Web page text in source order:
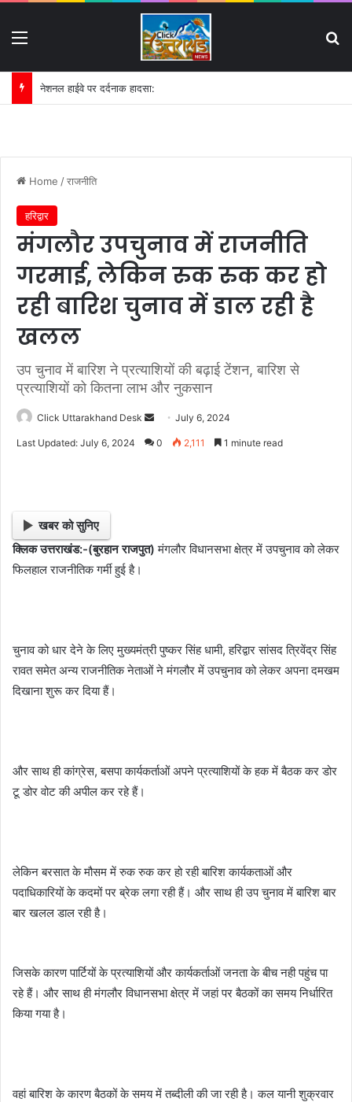
नेशनल हाईवे पर दर्दनाक हादसा:
Home /राजनीति
हरिद्वार
मंगलौर उपचुनाव में राजनीति
गरमाई, लेकिन रुक रुक कर हो
रही बारिश चुनाव में डाल रही है
खलल
उप चुनाव में बारिश ने प्रत्याशियों की बढ़ाई टेंशन, बारिश से
प्रत्याशियों को कितना लाभ और नुकसान
Click Uttarakhand Desk
e
m
July 6, 2024
Last Updated: July 6, 2024 0 2,111 1 minute read
खबर को सुनिए
क्लिक उत्तराखंड:-(बुरहान राजपुत)मंगलौर विधानसभा क्षेत्र में उपचुनाव को लेकर
फिलहाल राजनीतिक गर्मी हुई है।
चुनाव को धार देने के लिए मुख्यमंत्री पुष्कर सिंह धामी, हरिद्वार सांसद त्रिवेंद्र सिंह
रावत समेत अन्य राजनीतिक नेताओं ने मंगलौर में उपचुनाव को लेकर अपना दमखम
दिखाना शुरू कर दिया हैं।
और साथ ही कांग्रेस, बसपा कार्यकर्ताओं अपने प्रत्याशियों के हक में बैठक कर डोर
टू डोर वोट की अपील कर रहे हैं।
लेकिन बरसात के मौसम में रुक रुक कर हो रही बारिश कार्यकताओं और
पदाधिकारियों के कदमों पर ब्रेक लगा रही हैं। और साथ ही उप चुनाव में बारिश बार
बार खलल डाल रही है।
जिसके कारण पार्टियों के प्रत्याशियों और कार्यकर्ताओं जनता के बीच नही पहुंच पा
रहे हैं। और साथ ही मंगलौर विधानसभा क्षेत्र में जहां पर बैठकों का समय निर्धारित
किया गया है।
वहां बारिश के कारण बैठकों के समय में तब्दीली की जा रही है। कल यानी शुक्रवार